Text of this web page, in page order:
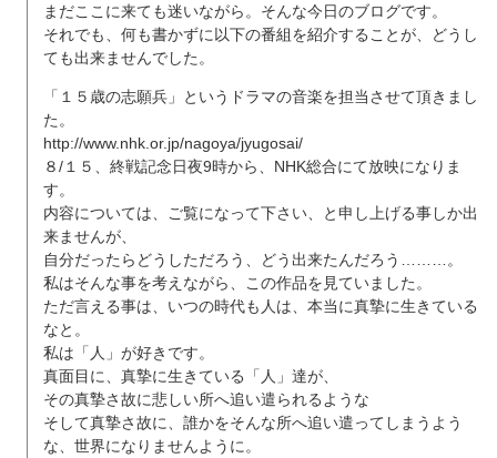
まだここに来ても迷いながら。そんな今日のブログです。
それでも、何も書かずに以下の番組を紹介することが、どうし
ても出来ませんでした。
「１５歳の志願兵」というドラマの音楽を担当させて頂きまし
た。
http://www.nhk.or.jp/nagoya/jyugosai/
８/１５、終戦記念日夜9時から、NHK総合にて放映になりま
す。
内容については、ご覧になって下さい、と申し上げる事しか出
来ませんが、
自分だったらどうしただろう、どう出来たんだろう………。
私はそんな事を考えながら、この作品を見ていました。
ただ言える事は、いつの時代も人は、本当に真摯に生きている
なと。
私は「人」が好きです。
真面目に、真摯に生きている「人」達が、
その真摯さ故に悲しい所へ追い遣られるような
そして真摯さ故に、誰かをそんな所へ追い遣ってしまうよう
な、世界になりませんように。